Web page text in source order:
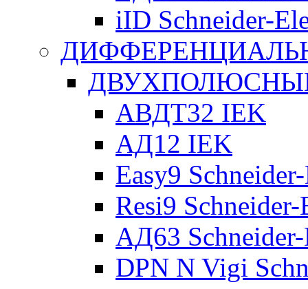
iID Schneider-
АВДТ32 IEK
АД12 IEK
Easy9
Resi9
АД63
DPN N Vigi